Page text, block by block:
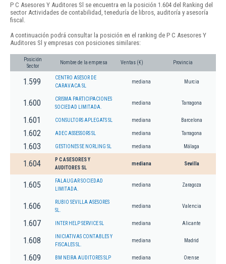
P C Asesores Y Auditores Sl se encuentra en la posición 1.604 del Ranking del
sector Actividades de contabilidad, teneduría de libros, auditoría y asesoría
fiscal.
A continuación podrá consultar la posición en el ranking de P C Asesores Y
Auditores Sl y empresas con posiciones similares:
Posición
Sector
Nombre de la empresa Ventas (€) Provincia
1.599
CENTRO ASESOR DE
CARAVACA SL
mediana Murcia
1.600
CRISMA PARTICIPACIONES
SOCIEDAD LIMITADA.
mediana Tarragona
1.601 CONSULTORS APLEGATS SL mediana Barcelona
1.602 ADEC ASSESSORS SL mediana Tarragona
1.603 GESTIONES SE NORLING SL mediana Málaga
1.604
P C ASESORES Y
AUDITORES SL
mediana Sevilla
1.605
FALAUGAR SOCIEDAD
LIMITADA.
mediana Zaragoza
1.606
RUBIO SEVILLA ASESORES
SL.
mediana Valencia
1.607 INTER HELP SERVICE SL mediana Alicante
1.608
INICIATIVAS CONTABLES Y
FISCALES SL.
mediana Madrid
1.609 BM NEIRA AUDITORES SLP mediana Orense